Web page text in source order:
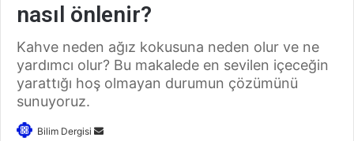
nasıl önlenir?
Kahve neden ağız kokusuna neden olur ve ne
yardımcı olur? Bu makalede en sevilen içeceğin
yarattığı hoş olmayan durumun çözümünü
sunuyoruz.
Bilim Dergisi